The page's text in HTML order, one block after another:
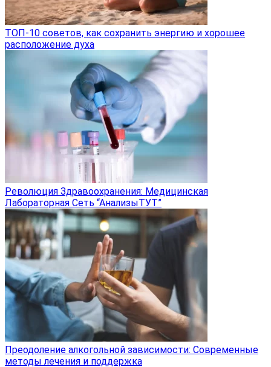
ТОП-10 советов, как сохранить энергию и хорошее
расположение духа
Революция Здравоохранения: Медицинская
Лабораторная Сеть “АнализыТУТ”
Преодоление алкогольной зависимости: Современные
методы лечения и поддержка